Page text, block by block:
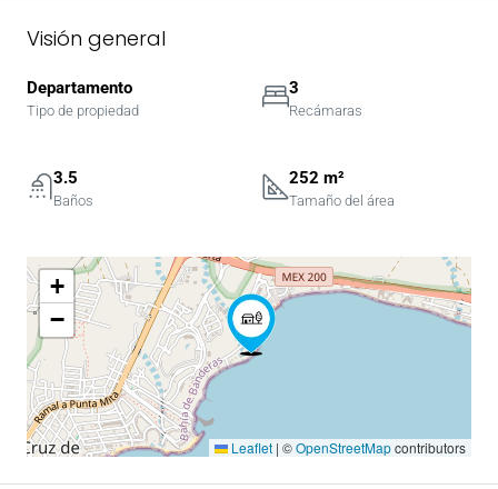
Visión general
Departamento
Tipo de propiedad
3
Recámaras
3.5
Baños
252 m²
Tamaño del área
+
−
Leaflet | ©OpenStreetMapcontributors